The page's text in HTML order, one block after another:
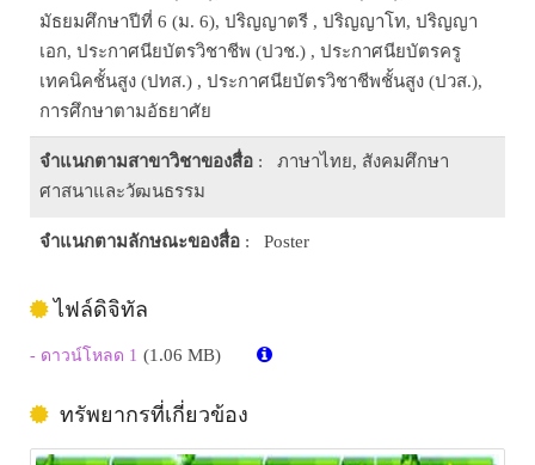
มัธยมศึกษาปีที่ 6 (ม. 6), ปริญญาตรี , ปริญญาโท, ปริญญา
เอก, ประกาศนียบัตรวิชาชีพ (ปวช.) , ประกาศนียบัตรครู
เทคนิคชั้นสูง (ปทส.) , ประกาศนียบัตรวิชาชีพชั้นสูง (ปวส.),
การศึกษาตามอัธยาศัย
จำแนกตามสาขาวิชาของสื่อ : ภาษาไทย, สังคมศึกษา
ศาสนาและวัฒนธรรม
จำแนกตามลักษณะของสื่อ : Poster
ไฟล์ดิจิทัล
- ดาวน์โหลด 1 (1.06 MB)
ทรัพยากรที่เกี่ยวข้อง